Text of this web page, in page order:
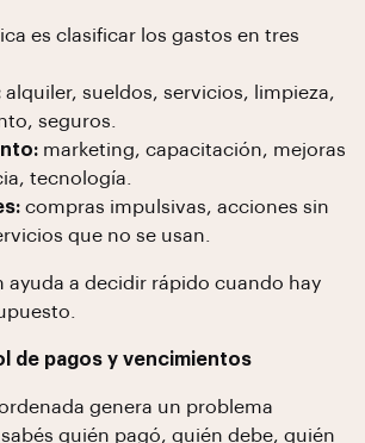
es clasificar los gastos en tres
alquiler, sueldos, servicios, limpieza,
seguros.
marketing, capacitación, mejoras
tecnología.
compras impulsivas, acciones sin
que no se usan.
ayuda a decidir rápido cuando hay
de pagos y vencimientos
genera un problema
quién pagó, quién debe, quién